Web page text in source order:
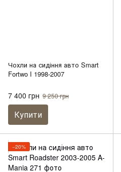
Чохли на сидіння авто Smart
Fortwo I 1998-2007
7 400 грн 9 250 грн
Купити
−20%